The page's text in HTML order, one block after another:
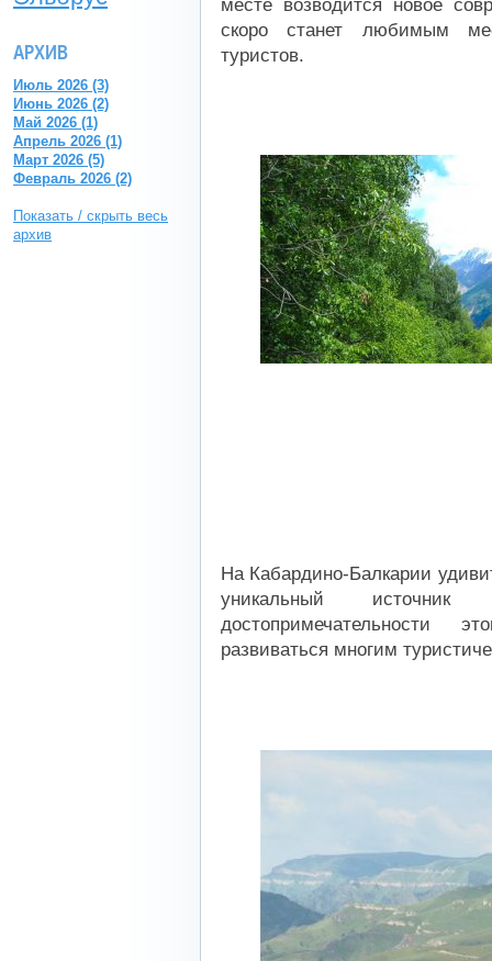
месте возводится новое
скоро станет любимым
туристов.
На Кабардино-Балкарии
уникальный
достопримечательности
развиваться многим
АРХИВ
Июль 2026 (3)
Июнь 2026 (2)
Май 2026 (1)
Апрель 2026 (1)
Март 2026 (5)
Февраль 2026 (2)
Показать / скрыть весь
архив